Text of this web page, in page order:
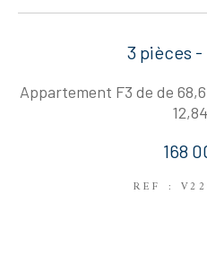
3 pièces -
Appartement F3 de de
168
REF :